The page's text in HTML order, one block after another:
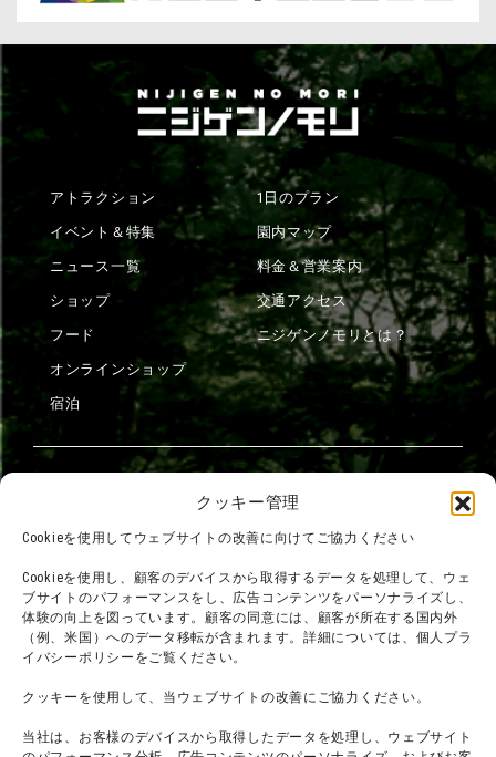
クッキー管理
Cookieを使用してウェブサイトの改善に向けてご協力ください
Cookieを使用し、顧客のデバイスから取得するデータを処理して、ウェ
ブサイトのパフォーマンスをし、広告コンテンツをパーソナライズし、
体験の向上を図っています。顧客の同意には、顧客が所在する国内外
（例、米国）へのデータ移転が含まれます。詳細については、個人プラ
イバシーポリシーをご覧ください。
クッキーを使用して、当ウェブサイトの改善にご協力ください。
当社は、お客様のデバイスから取得したデータを処理し、ウェブサイト
アトラクション
イベント＆特集
ニュース一覧
ショップ
フード
オンラインショップ
宿泊
1日のプラン
園内マップ
料金＆営業案内
交通アクセス
ニジゲンノモリとは？
お問い合わせ
利用規約
プライバシーポリシー
プレスリリース
会社概要
スタッフ募集